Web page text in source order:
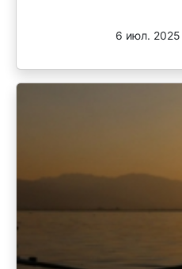
6 июл. 2025